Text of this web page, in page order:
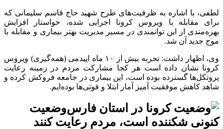
لطفی، با اشاره به ظرفیت‌های طرح شهید حاج قاسم سلیمانی که
برای مقابله با ویروس کرونا اجرایی شده، خواستار افزایش
بهره‌مندی از این توانمندی در مسیر مدیریت بهتر بیماری و مقابله با
موج جدید آن شد.
وی، اظهار داشت: تجربه بیش از ۱۰ ماه اپیدمی (همه‌گیری) ویروس
کرونا نشان داده است هر کجا مشارکت مردم در زمینه رعایت
پروتکل‌ها گسترده بوده است، این بیماری در جامعه فروکش کرده و
شاهد کاهش موفقیت آمیز آمار ابتلا و فوتی‌ها بوده‌ایم.
وضعیت
کنونی شکننده است، مردم رعایت کنند